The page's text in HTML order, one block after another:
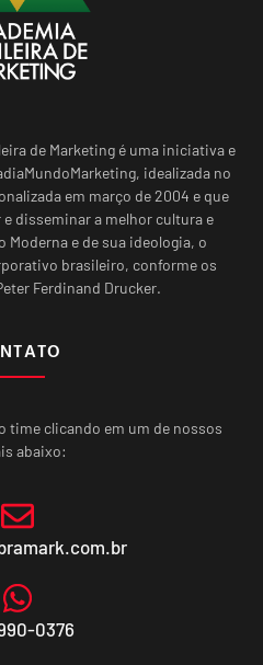
de Marketing é uma iniciativa e
idealizada no
em março de 2004 e que
disseminar a melhor cultura e
e de sua ideologia, o
brasileiro, conforme os
Ferdinand Drucker.
time clicando em um de nossos
abaixo:
0376